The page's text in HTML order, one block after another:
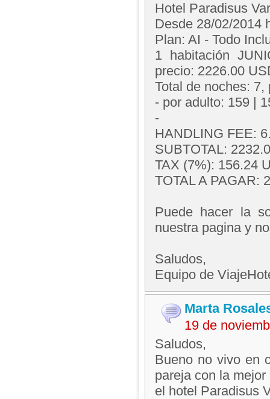
Hotel Paradisus
Desde 28/02/2014
Plan: AI - Todo
1 habitación
precio: 2226.00
Total de noches:
- por adulto: 159 |
-
HANDLING FEE:
SUBTOTAL:
TAX (7%): 156.24
TOTAL A PAGAR:
Puede hacer la
nuestra pagina y
Saludos,
Equipo de
Marta
19 de
Saludos,
Bueno no vivo en
pareja con la
el hotel Paradisus